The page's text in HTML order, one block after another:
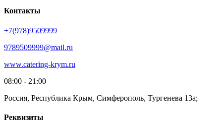
Контакты
+7(978)9509999
9789509999@mail.ru
www.catering-krym.ru
08:00 - 21:00
Россия, Республика Крым, Симферополь, Тургенева 13а;
Реквизиты